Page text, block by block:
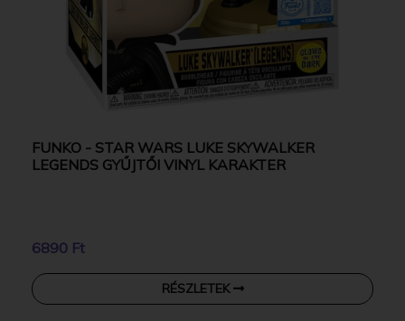
FUNKO - STAR WARS LUKE SKYWALKER
LEGENDS GYŰJTŐI VINYL KARAKTER
6890 Ft
RÉSZLETEK